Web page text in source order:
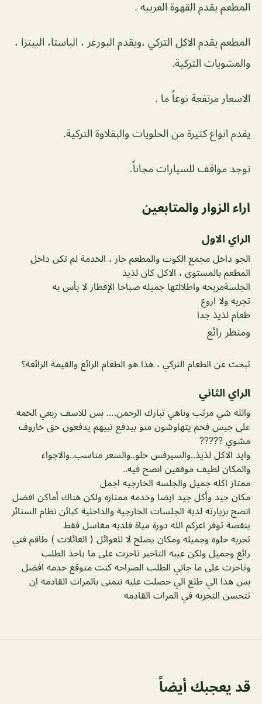
المطعم يقدم القهوة العربيه .
المطعم يقدم الاكل التركي ،ويقدم البورغر ، الباستا، البيتزا ،
والمشويات التركية.
الاسعار مرتفعة نوعاً ما .
يقدم انواع كثيرة من الحلويات والبقلاوة التركية.
توجد مواقف للسيارات مجاناً.
اراء الزوار والمتابعين
الراي الاول
الجو داخل مجمع الكوت والمطعم حار ، الخدمة لم تكن داخل
المطعم بالمستوى ، الاكل كان لذيذ
الجلسةمريحه واطلالتها جميله صباحا الإفطار لا بأس به
تجربه ولا اروع
طعام لذيذ جدا
ومنظر رائع
تبحث عن الطعام التركي ، هذا هو الطعام الرائع والقيمة الرائعة؟
الراي الثاني
والله شي مرتب وناهي تبارك الرحمن…. بس للاسف ربعي الخمه
على جيس فحم يتهاوشون منو بيدفع تبيهم يدفعون حق خاروف
مشوي ?????
وايد الاكل لذيذ..والسيرفس حلو..والسعر مناسب..والاجواء
والمكان لطيف موفقين انصح فيه..
ممتاز اكله جميل والجلسه الخارجيه اجمل
مكان جيد وأكل جيد ايضا وخدمه ممتازه ولكن هناك أماكن افضل
انصح بزيارته لدية الجلسات الخارجية والداخلية كبائن نظام الستائر
ينقصة توفر اعزكم الله دورة مياة فلديه مغاسل فقط
تجربه حلوه وجميله ومكان يصلح لا للعوائل ( العائلات ) طاقم فني
رائع وجميل ولكن عيبه التاخير تاخرت على ما ياخذ الطلب
وتاخرت على ما جاني الطلب الصراحه كنت متوقع خدمه افضل
بس هذا الي طلع الي حصلت عليه نتمنى بالمرات القادمه ان
تتحسن التجربه في المرات القادمه
قد يعجبك أيضاً